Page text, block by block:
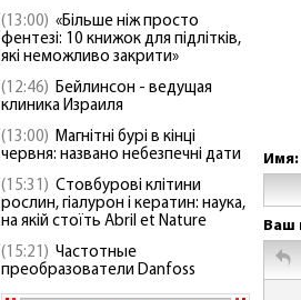
(13:00) «Більше ніж просто
фентезі: 10 книжок для підлітків,
які неможливо закрити»
(12:46) Бейлинсон - ведущая
клиника Израиля
(13:00) Магнітні бурі в кінці
червня: названо небезпечні дати
(15:31) Стовбурові клітини
рослин, гіалурон і кератин: наука,
на якій стоїть Abril et Nature
(15:21) Частотные
преобразователи Danfoss
Имя:
Ваш